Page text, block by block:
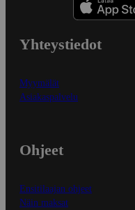
Yhteystiedot
Myymälät
Asiakaspalvelu
Ohjeet
Ensitilaajan ohjeet
Näin maksat